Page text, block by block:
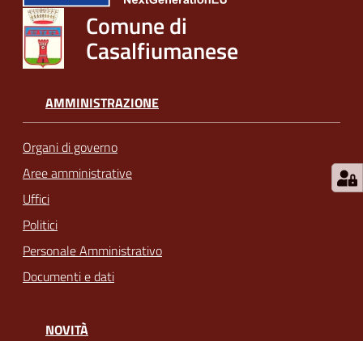
Comune di
Casalfiumanese
AMMINISTRAZIONE
Organi di governo
Aree amministrative
Uffici
Politici
Personale Amministrativo
Documenti e dati
NOVITÀ